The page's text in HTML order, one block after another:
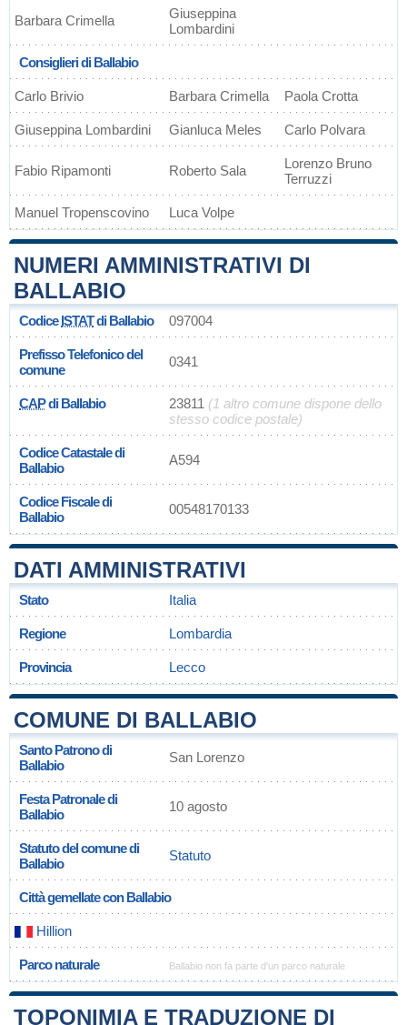
Barbara Crimella
Giuseppina
Lombardini
Consiglieri di Ballabio
Carlo Brivio Barbara Crimella Paola Crotta
Giuseppina Lombardini Gianluca Meles Carlo Polvara
Fabio Ripamonti Roberto Sala
Lorenzo Bruno
Terruzzi
Manuel Tropenscovino Luca Volpe
NUMERI AMMINISTRATIVI DI
BALLABIO
CodiceISTATdi Ballabio 097004
Prefisso Telefonico del
comune
0341
CAPdi Ballabio 23811 (1 altro comune dispone dello
stesso codice postale)
Codice Catastale di
Ballabio
A594
Codice Fiscale di
Ballabio
00548170133
DATI AMMINISTRATIVI
Stato Italia
Regione Lombardia
Provincia Lecco
COMUNE DI BALLABIO
Santo Patrono di
Ballabio
San Lorenzo
Festa Patronale di
Ballabio
10 agosto
Statuto del comune di
Ballabio
Statuto
Città gemellate con Ballabio
Hillion
Parco naturale Ballabio non fa parte d'un parco naturale
TOPONIMIA E TRADUZIONE DI